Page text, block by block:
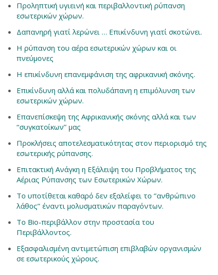
Προληπτική υγιεινή και περιβαλλοντική ρύπανση
εσωτερικών χώρων.
Δαπανηρή γιατί λερώνει … Επικίνδυνη γιατί σκοτώνει.
Η ρύπανση του αέρα εσωτερικών χώρων και οι
πνεύμονες
Η επικίνδυνη επανεμφάνιση της αφρικανική σκόνης.
Επικίνδυνη αλλά και πολυδάπανη η επιμόλυνση των
εσωτερικών χώρων.
Επανεπίσκεψη της Αφρικανικής σκόνης αλλά και των
‘‘συγκατοίκων’’ μας
Προκλήσεις αποτελεσματικότητας στον περιορισμό της
εσωτερικής ρύπανσης.
Επιτακτική Ανάγκη η Εξάλειψη του Προβλήματος της
Αέριας Ρύπανσης των Εσωτερικών Χώρων.
Το υποτίθεται καθαρό δεν εξαλείφει το ‘’ανθρώπινο
λάθος’’ έναντι μολυσματικών παραγόντων.
Το Bio-περιβάλλον στην προστασία του
Περιβάλλοντος.
Εξασφαλισμένη αντιμετώπιση επιβλαβών οργανισμών
σε εσωτερικούς χώρους.